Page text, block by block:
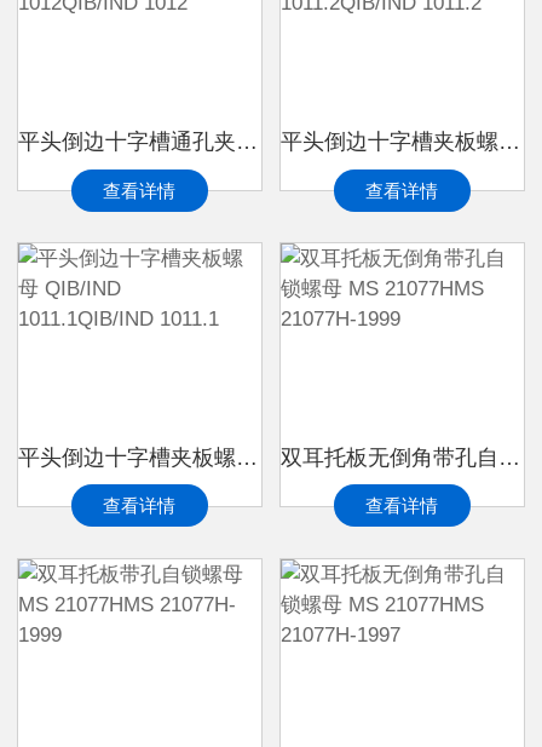
平头倒边十字槽通孔夹板螺母 QIB/IND 1012QIB/IND 1012
查看详情
平头倒边十字槽夹板螺母 QIB/IND 1011.2QIB/IND 1011.2
查看详情
平头倒边十字槽夹板螺母 QIB/IND 1011.1QIB/IND 1011.1
查看详情
双耳托板无倒角带孔自锁螺母 MS 21077HMS 21077H-1999
查看详情